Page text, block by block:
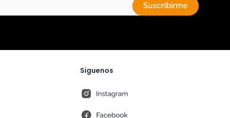
Suscribirme
Siguenos
instagram
fb